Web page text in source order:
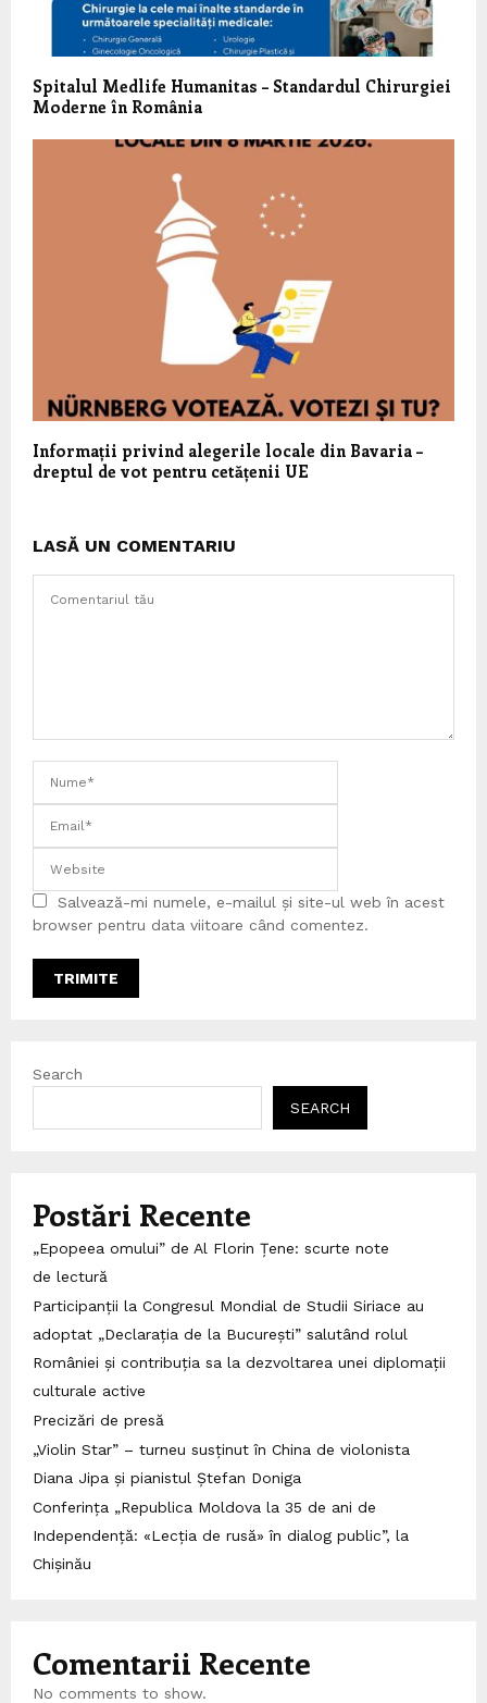
Spitalul Medlife Humanitas – Standardul Chirurgiei
Moderne în România
Informații privind alegerile locale din Bavaria –
dreptul de vot pentru cetățenii UE
LASĂ UN COMENTARIU
Salvează-mi numele, e-mailul și site-ul web în acest
browser pentru data viitoare când comentez.
Search
SEARCH
Postări Recente
„Epopeea omului” de Al Florin Țene: scurte note
de lectură
Participanții la Congresul Mondial de Studii Siriace au
adoptat „Declarația de la București” salutând rolul
României și contribuția sa la dezvoltarea unei diplomații
culturale active
Precizări de presă
„Violin Star” – turneu susținut în China de violonista
Diana Jipa și pianistul Ștefan Doniga
Conferința „Republica Moldova la 35 de ani de
Independență: «Lecția de rusă» în dialog public”, la
Chișinău
Comentarii Recente
No comments to show.